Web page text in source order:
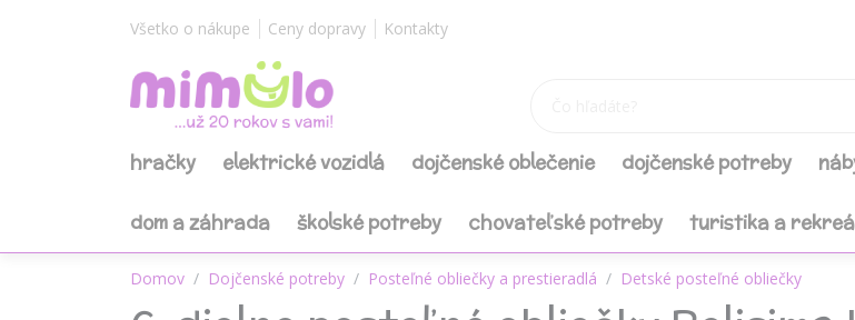
Všetko o nákupe Ceny dopravy Kontakty
hračky elektrické vozidlá dojčenské oblečenie dojčenské potreby
dom a záhrada školské potreby chovateľské potreby turistika a
Domov Dojčenské potreby Posteľné obliečky a prestieradlá Detské posteľné obliečky